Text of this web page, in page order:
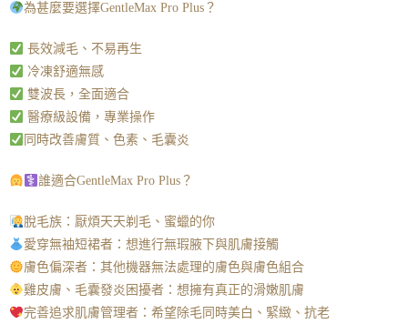
為甚麼要選擇GentleMax Pro Plus？
長效減毛、不易再生
冷凍舒適無感
雙波長，全面適合
醫療級設備，專業操作
同時改善膚質、色素、毛囊炎
誰適合GentleMax Pro Plus？
脫毛族：厭煩天天剃毛、蜜蠟的你
愛穿無袖短裙者：想進行無瑕腋下與肌膚接觸
膚色偏深者：其他機器無法處理的膚色與膚色組合
雞皮膚、毛囊發炎困擾者：想擁有真正的滑嫩肌膚
完善追求肌膚管理者：希望除毛同時美白、緊緻、抗老